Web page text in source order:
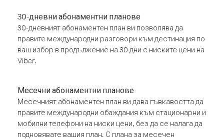
30-дневни абонаментни планове
30-дневният абонаментен план ви позволява да
правите международни разговори към дестинация по
ваш избор в продължение на 30 дни с ниските цени на
Viber.
Месечни абонаментни планове
Месечният абонаментен план ви дава гъвкавостта да
правите международни обаждания към стационарни и
мобилни телефони на ниски цени, без да се налага да
подновявате вашия план. С плана за месечен